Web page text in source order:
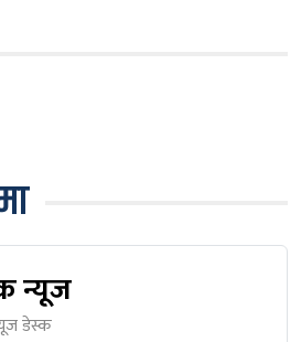
न्यूज
डेस्क